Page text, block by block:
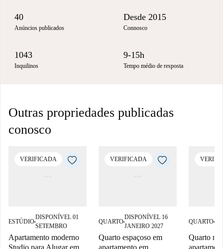
40
Anúncios publicados
Desde 2015
Connosco
1043
Inquilinos
9-15h
Tempo médio de resposta
Outras propriedades publicadas
conosco
VERIFICADA
ESTÚDIO■
DISPONÍVEL 01
SETEMBRO
Apartamento moderno
VERIFICADA
QUARTO■
DISPONÍVEL 16
JANEIRO 2027
Quarto espaçoso em
QUARTO■
Quarto